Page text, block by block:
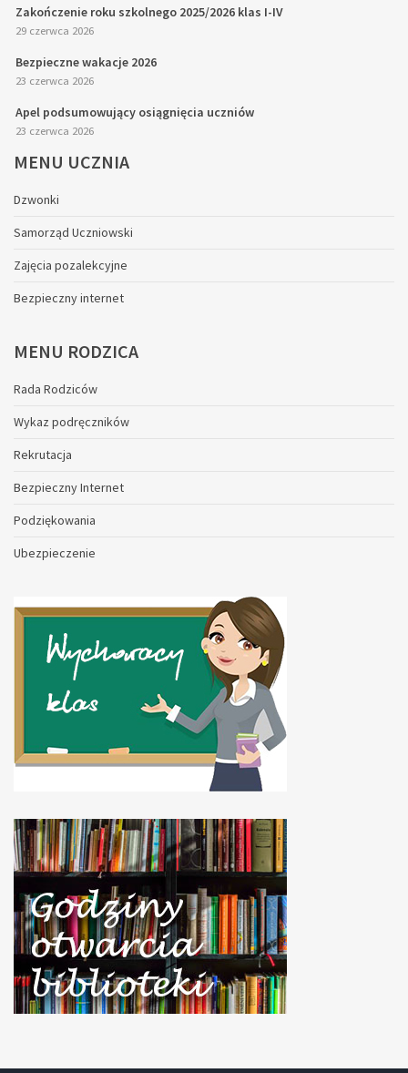
Zakończenie roku szkolnego 2025/2026 klas I-IV
29 czerwca 2026
Bezpieczne wakacje 2026
23 czerwca 2026
Apel podsumowujący osiągnięcia uczniów
23 czerwca 2026
MENU UCZNIA
Dzwonki
Samorząd Uczniowski
Zajęcia pozalekcyjne
Bezpieczny internet
MENU RODZICA
Rada Rodziców
Wykaz podręczników
Rekrutacja
Bezpieczny Internet
Podziękowania
Ubezpieczenie